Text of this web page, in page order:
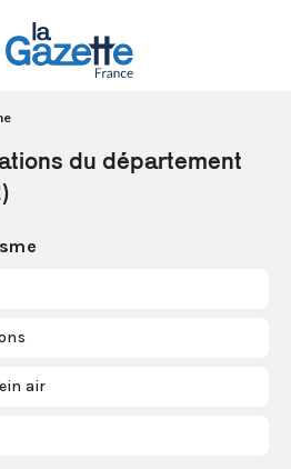
du département
air